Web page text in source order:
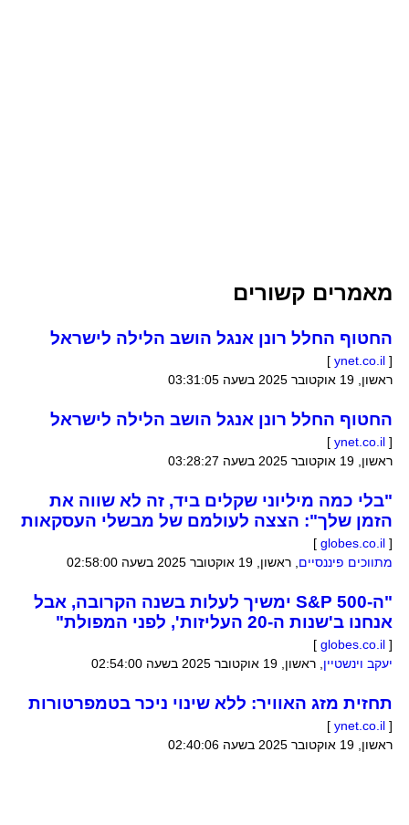
מאמרים קשורים
החטוף החלל רונן אנגל הושב הלילה לישראל
[
ynet.co.il
]
ראשון, 19 אוקטובר 2025 בשעה 03:31:05
החטוף החלל רונן אנגל הושב הלילה לישראל
[
ynet.co.il
]
ראשון, 19 אוקטובר 2025 בשעה 03:28:27
"בלי כמה מיליוני שקלים ביד, זה לא שווה את
הזמן שלך": הצצה לעולמם של מבשלי העסקאות
[
globes.co.il
]
מתווכים פיננסיים ראשון, 19 אוקטובר 2025 בשעה 02:58:00
"ה-S&P 500 ימשיך לעלות בשנה הקרובה, אבל
אנחנו ב'שנות ה-20 העליזות', לפני המפולת"
[
globes.co.il
]
יעקב וינשטיין ראשון, 19 אוקטובר 2025 בשעה 02:54:00
תחזית מזג האוויר: ללא שינוי ניכר בטמפרטורות
[
ynet.co.il
]
ראשון, 19 אוקטובר 2025 בשעה 02:40:06